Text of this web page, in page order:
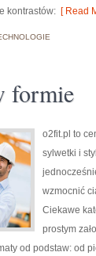
kontrastów: [ Read
formie
o2fit.pl to
sylwetki i
wzmocnić
Ciekawe
prostym
od podstaw: od